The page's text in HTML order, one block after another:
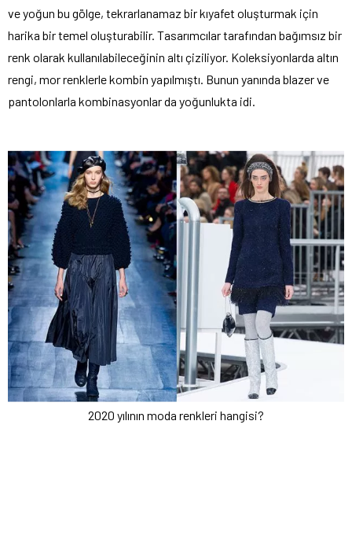
ve yoğun bu gölge, tekrarlanamaz bir kıyafet oluşturmak için
harika bir temel oluşturabilir. Tasarımcılar tarafından bağımsız bir
renk olarak kullanılabileceğinin altı çiziliyor. Koleksiyonlarda altın
rengi, mor renklerle kombin yapılmıştı. Bunun yanında blazer ve
pantolonlarla kombinasyonlar da yoğunlukta idi.
2020 yılının moda renkleri hangisi?